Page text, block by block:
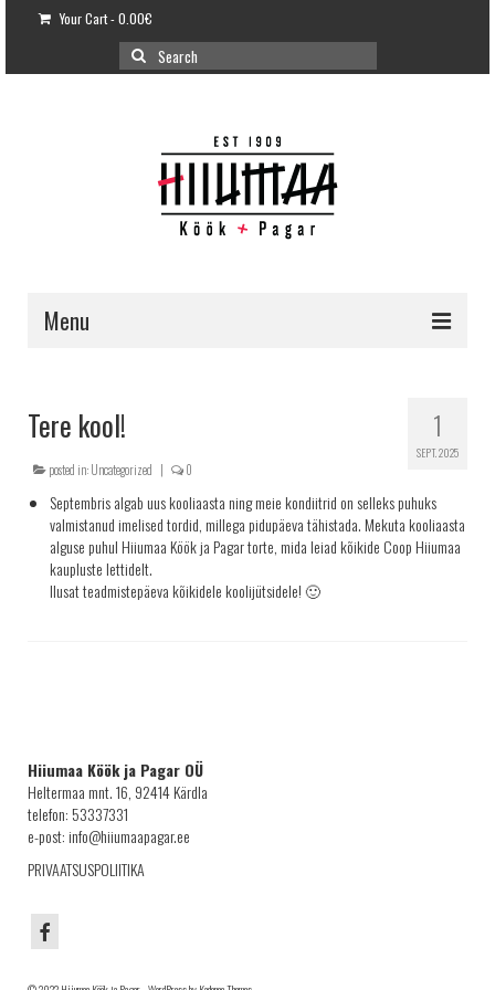
Your Cart-0.00€
Search
for:
Menu
KLIENDITUGI
KRINGLID
SAIAD
PEOLAUA TOOTED
KOOGID
SALATID
Šašlõkid
1
SEPT. 2025
Tere kool!
posted in:Uncategorized | 0
Septembris algab uus kooliaasta ning meie kondiitrid on selleks puhuks
valmistanud imelised tordid, millega pidupäeva tähistada. Mekuta kooliaasta
alguse puhul Hiiumaa Köök ja Pagar torte, mida leiad kõikide Coop Hiiumaa
kaupluste lettidelt.
Ilusat teadmistepäeva kõikidele koolijütsidele! 🙂
Hiiumaa Köök ja Pagar OÜ
Heltermaa mnt. 16, 92414 Kärdla
telefon: 53337331
e-post: info@hiiumaapagar.ee
PRIVAATSUSPOLIITIKA